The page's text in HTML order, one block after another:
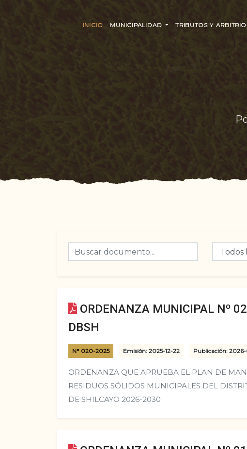
INICIO MUNICIPALIDAD TRIBUTOS Y
ORDENANZA MUNICIPAL Nº
DBSH
N° 020-2025 Emisión: 2025-12-22 Publicación: 2026-
ORDENANZA QUE APRUEBA EL PLAN DE
RESIDUOS SÓLIDOS MUNICIPALES DEL
DE SHILCAYO 2026-2030